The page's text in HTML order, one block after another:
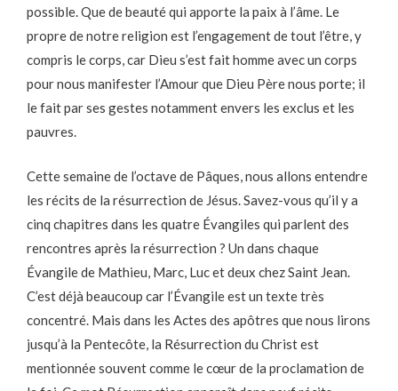
possible. Que de beauté qui apporte la paix à l’âme. Le
propre de notre religion est l’engagement de tout l’être, y
compris le corps, car Dieu s’est fait homme avec un corps
pour nous manifester l’Amour que Dieu Père nous porte; il
le fait par ses gestes notamment envers les exclus et les
pauvres.
Cette semaine de l’octave de Pâques, nous allons entendre
les récits de la résurrection de Jésus. Savez-vous qu’il y a
cinq chapitres dans les quatre Évangiles qui parlent des
rencontres après la résurrection ? Un dans chaque
Évangile de Mathieu, Marc, Luc et deux chez Saint Jean.
C’est déjà beaucoup car l’Évangile est un texte très
concentré. Mais dans les Actes des apôtres que nous lirons
jusqu’à la Pentecôte, la Résurrection du Christ est
mentionnée souvent comme le cœur de la proclamation de